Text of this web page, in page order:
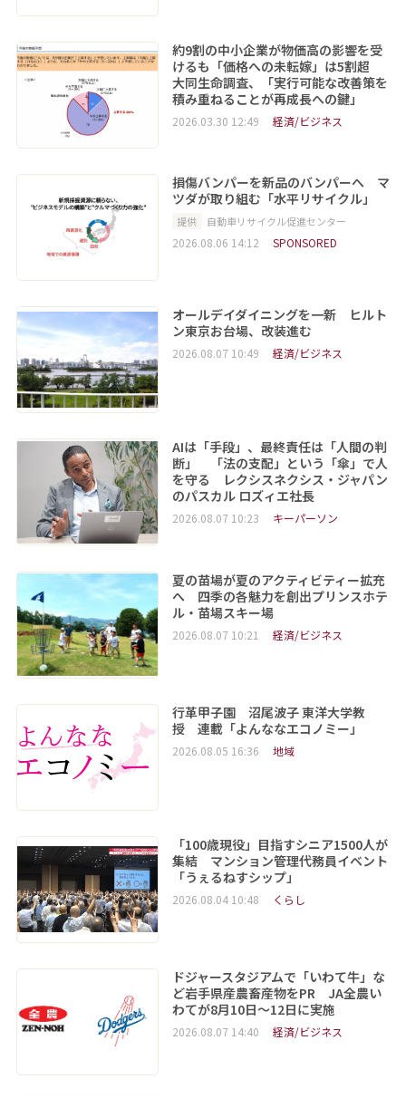
約9割の中小企業が物価高の影響を受
けるも「価格への未転嫁」は5割超
大同生命調査、「実行可能な改善策を
積み重ねることが再成長への鍵」
2026.03.30 12:49 経済/ビジネス
損傷バンパーを新品のバンパーへ マ
ツダが取り組む「水平リサイクル」
提供 自動車リサイクル促進センター
2026.08.06 14:12 SPONSORED
オールデイダイニングを一新 ヒルト
ン東京お台場、改装進む
2026.08.07 10:49 経済/ビジネス
AIは「手段」、最終責任は「人間の判
断」 「法の支配」という「傘」で人
を守る レクシスネクシス・ジャパン
のパスカル ロズィエ社長
2026.08.07 10:23 キーパーソン
夏の苗場が夏のアクティビティー拡充
へ 四季の各魅力を創出プリンスホテ
ル・苗場スキー場
2026.08.07 10:21 経済/ビジネス
行革甲子園 沼尾波子 東洋大学教
授 連載「よんななエコノミー」
2026.08.05 16:36 地域
「100歳現役」目指すシニア1500人が
集結 マンション管理代務員イベント
「うぇるねすシップ」
2026.08.04 10:48 くらし
ドジャースタジアムで「いわて牛」な
ど岩手県産農畜産物をPR JA全農い
わてが8月10日～12日に実施
2026.08.07 14:40 経済/ビジネス